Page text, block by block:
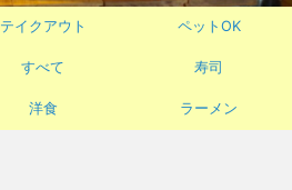
テイクアウト ペットOK
すべて 寿司
洋食 ラーメン